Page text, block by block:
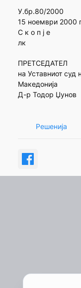
У.бр.80/2000
15 ноември 2000
С к о п ј е
лк
ПРЕТСЕДАТЕЛ
на Уставниот суд
Македонија
Д-р Тодор Џунов
Решенија